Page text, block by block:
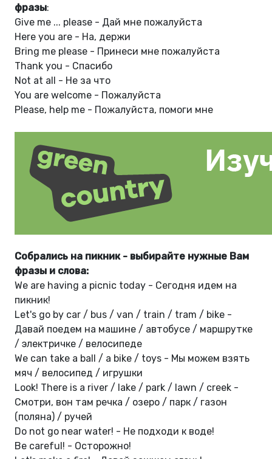
фразы:
Give me ... please - Дай мне пожалуйста
Here you are - На, держи
Bring me please - Принеси мне пожалуйста
Thank you - Спасибо
Not at all - Не за что
You are welcome - Пожалуйста
Please, help me - Пожалуйста, помоги мне
Собрались на пикник - выбирайте нужные Вам
фразы и слова:
We are having a picnic today - Сегодня идем на
пикник!
Let's go by car / bus / van / train / tram / bike -
Давай поедем на машине / автобусе / маршрутке
/ электричке / велосипеде
We can take a ball / a bike / toys - Мы можем взять
мяч / велосипед / игрушки
Look! There is a river / lake / park / lawn / creek -
Смотри, вон там речка / озеро / парк / газон
(поляна) / ручей
Do not go near water! - Не подходи к воде!
Be careful! - Осторожно!